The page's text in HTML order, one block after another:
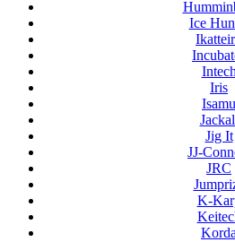
Ice
Intech
Iris
Isamu
Jig It
JJ-
JRC
K-
Korda